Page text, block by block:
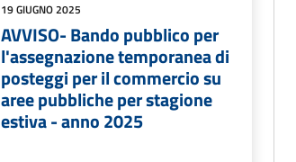
19 GIUGNO 2025
AVVISO- Bando pubblico per
l'assegnazione temporanea di
posteggi per il commercio su
aree pubbliche per stagione
estiva - anno 2025